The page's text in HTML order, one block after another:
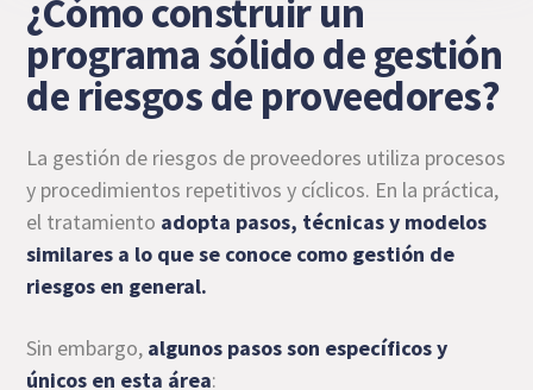
¿Cómo construir un
programa sólido de gestión
de riesgos de proveedores?
La gestión de riesgos de proveedores utiliza procesos
y procedimientos repetitivos y cíclicos. En la práctica,
el tratamiento adopta pasos, técnicas y modelos
similares a lo que se conoce como gestión de
riesgos en general.
Sin embargo, algunos pasos son específicos y
únicos en esta área: